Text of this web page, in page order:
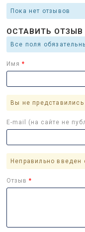
Пока нет отзывов
ОСТАВИТЬ ОТЗЫВ
Все поля
Имя
Вы не представились
E-mail (на сайте не
Неправильно введен
Отзыв